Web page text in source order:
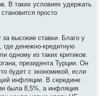
В таких условиях удержать
просто
высокие ставки. Благо у
где денежно-кредитную
одному из таких критиков.
президента Турции. Он
будет с экономикой, если
инфляции. В середине
была 8,5%, а инфляция